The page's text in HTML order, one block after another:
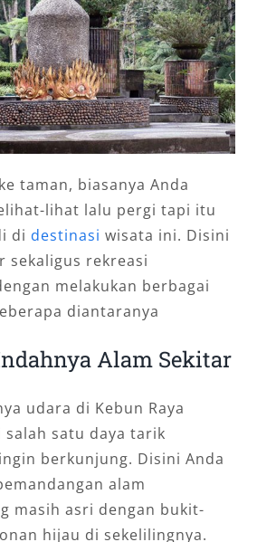
taman, biasanya Anda
lihat lalu pergi tapi itu
di destinasi wisata ini. Disini
sekaligus rekreasi
melakukan berbagai
diantaranya
Alam Sekitar
udara di Kebun Raya
salah satu daya tarik
berkunjung. Disini Anda
alam
masih asri dengan bukit-
hijau di sekelilingnya.